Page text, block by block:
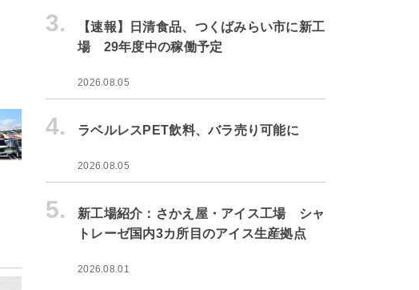
3.
【速報】日清食品、つくばみらい市に新工
場 29年度中の稼働予定
2026.08.05
4. ラベルレスPET飲料、バラ売り可能に
2026.08.05
5.
新工場紹介：さかえ屋・アイス工場 シャ
トレーゼ国内3カ所目のアイス生産拠点
2026.08.01